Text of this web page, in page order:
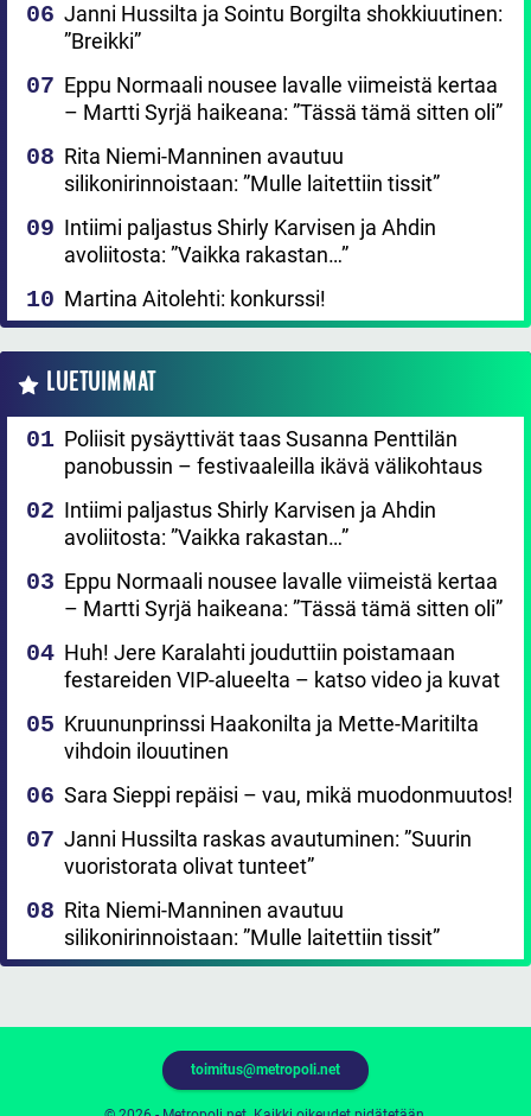
Janni Hussilta ja Sointu Borgilta shokkiuutinen:
”Breikki”
Eppu Normaali nousee lavalle viimeistä kertaa
– Martti Syrjä haikeana: ”Tässä tämä sitten oli”
Rita Niemi-Manninen avautuu
silikonirinnoistaan: ”Mulle laitettiin tissit”
Intiimi paljastus Shirly Karvisen ja Ahdin
avoliitosta: ”Vaikka rakastan…”
Martina Aitolehti: konkurssi!
LUETUIMMAT
Poliisit pysäyttivät taas Susanna Penttilän
panobussin – festivaaleilla ikävä välikohtaus
Intiimi paljastus Shirly Karvisen ja Ahdin
avoliitosta: ”Vaikka rakastan…”
Eppu Normaali nousee lavalle viimeistä kertaa
– Martti Syrjä haikeana: ”Tässä tämä sitten oli”
Huh! Jere Karalahti jouduttiin poistamaan
festareiden VIP-alueelta – katso video ja kuvat
Kruununprinssi Haakonilta ja Mette-Maritilta
vihdoin ilouutinen
Sara Sieppi repäisi – vau, mikä muodonmuutos!
Janni Hussilta raskas avautuminen: ”Suurin
vuoristorata olivat tunteet”
Rita Niemi-Manninen avautuu
silikonirinnoistaan: ”Mulle laitettiin tissit”
toimitus@metropoli.net